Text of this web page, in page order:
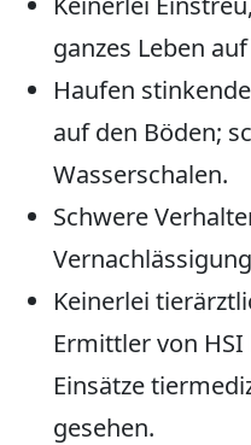
ganzes Leben
Haufen
auf den Böden;
Wasserschalen.
Schwere
Keinerlei
Ermittler von
Einsätze
gesehen.